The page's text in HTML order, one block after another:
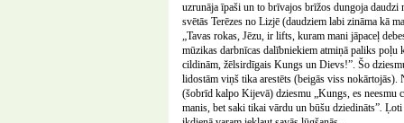
uzrunāja īpaši un to brīvajos brīžos dungoja daudzi
svētās Terēzes no Lizjē (daudziem labi zināma kā
„Tavas rokas, Jēzu, ir lifts, kuram mani jāpaceļ
mūzikas darbnīcas dalībniekiem atmiņā paliks poļu
cildinām, žēlsirdīgais Kungs un Dievs!”. Šo
lidostām viņš tika arestēts (beigās viss
(šobrīd kalpo Kijevā) dziesmu „Kungs, es neesmu
manis, bet saki tikai vārdu un būšu dziedināts”. Ļoti